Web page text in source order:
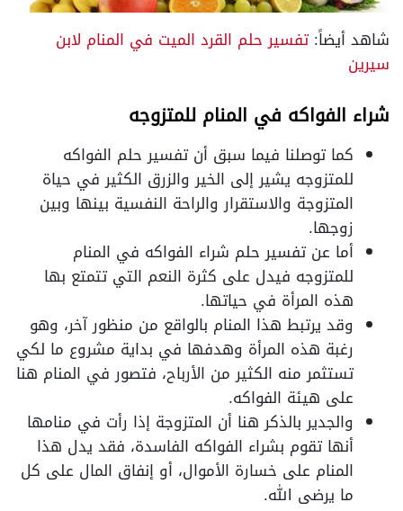
شاهد أيضاً:تفسير حلم القرد الميت في المنام لابن
سيرين
شراء الفواكه في المنام للمتزوجه
كما توصلنا فيما سبق أن تفسير حلم الفواكه
للمتزوجه يشير إلى الخير والزرق الكثير في حياة
المتزوجة والاستقرار والراحة النفسية بينها وبين
زوجها.
أما عن تفسير حلم شراء الفواكه في المنام
للمتزوجه فيدل على كثرة النعم التي تتمتع بها
هذه المرأة في حياتها.
وقد يرتبط هذا المنام بالواقع من منظور آخر، وهو
رغبة هذه المرأة وهدفها في بداية مشروع ما لكي
تستثمر منه الكثير من الأرباح، فتصور في المنام هنا
على هيئة الفواكه.
والجدير بالذكر هنا أن المتزوجة إذا رأت في منامها
أنها تقوم بشراء الفواكه الفاسدة، فقد يدل هذا
المنام على خسارة الأموال، أو إنفاق المال على كل
ما يرضى الله.